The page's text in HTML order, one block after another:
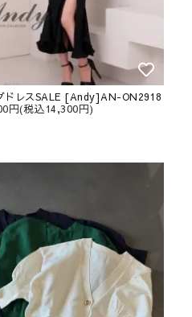
ドレスSALE [Andy]AN-ON2918
円(税込14,300円)